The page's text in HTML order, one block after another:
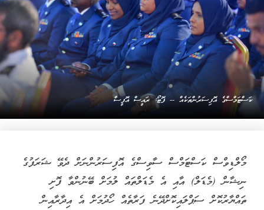
ކަސްޓަމްސްގެ އޮފިސަރުންތަކެއް -- ފޮޓޯ: ރައީސް އޮފީސް
މޯލްޑިވްސް ކަސްޓަމްސް ސާވިސްގެ އޮފިސަރުންނަށް ދެވޭ ޝަރަފުގެ
ނިޝާން (މެޑަލް) އާއި އެ މެޑަލްތައް ލުމަށް ބޭނުންވާ ފޮށި
ތައްޔާރުކޮށް ސަޕްލައިކޮށްދޭނެ ފަރާތެއް ހޯދުމަށް އެ އިދާރާއިން